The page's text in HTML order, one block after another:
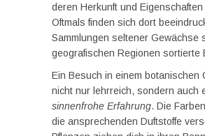
deren Herkunft und
Oftmals finden sich dort
Sammlungen seltener Gewächse
geografischen Regionen sortierte
Ein Besuch in einem botanischen
nicht nur lehrreich, sondern auch
sinnenfrohe Erfahrung. Die
die ansprechenden Duftstoffe